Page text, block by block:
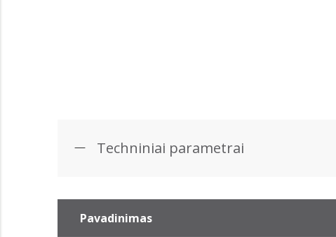
Techniniai parametrai
Pavadinimas